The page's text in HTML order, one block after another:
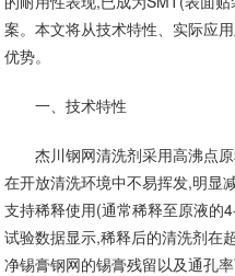
案。本文将从技术特性、实际应
优势。
一、技术特性
杰川钢网清洗剂采用高沸点
在开放清洗环境中不易挥发,明显
支持稀释使用(通常稀释至原液的
试验数据显示,稀释后的清洗剂在
净锡膏钢网的锡膏残留以及通孔